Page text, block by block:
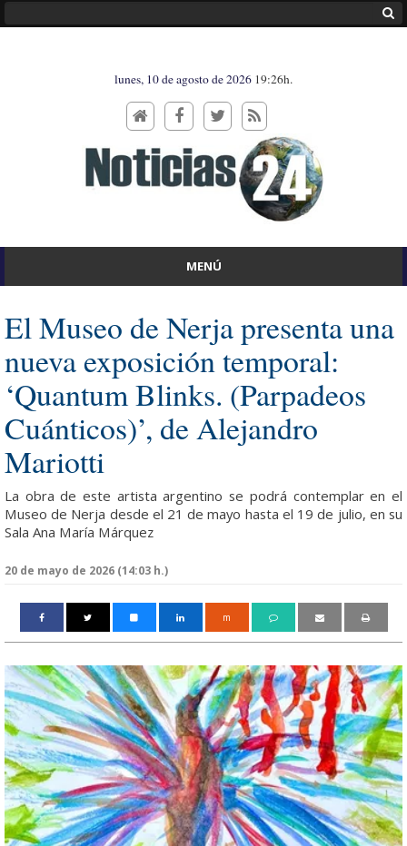
lunes, 10 de agosto de 2026 19:26h.
MENÚ
El Museo de Nerja presenta una
nueva exposición temporal:
‘Quantum Blinks. (Parpadeos
Cuánticos)’, de Alejandro
Mariotti
La obra de este artista argentino se podrá contemplar en el
Museo de Nerja desde el 21 de mayo hasta el 19 de julio, en su
Sala Ana María Márquez
20 de mayo de 2026 (14:03 h.)
m